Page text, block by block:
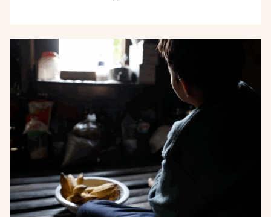
Read
article
"Fra
banantyv